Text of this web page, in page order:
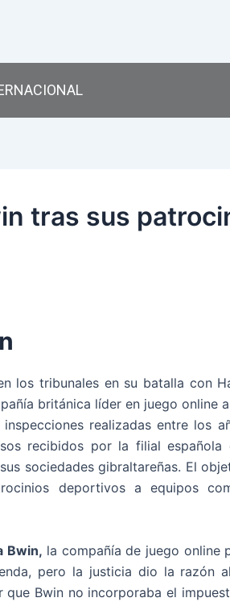
tras sus
los tribunales en su batalla con
británica líder en juego online
realizadas entre los
recibidos por la filial española
sociedades gibraltareñas. El
deportivos a equipos
Bwin, la compañía de juego online
pero la justicia dio la razón
Bwin no incorporaba el